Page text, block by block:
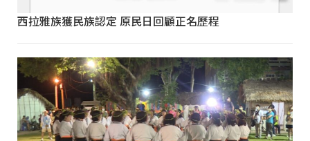
西拉雅族獲民族認定 原民日回顧正名歷程